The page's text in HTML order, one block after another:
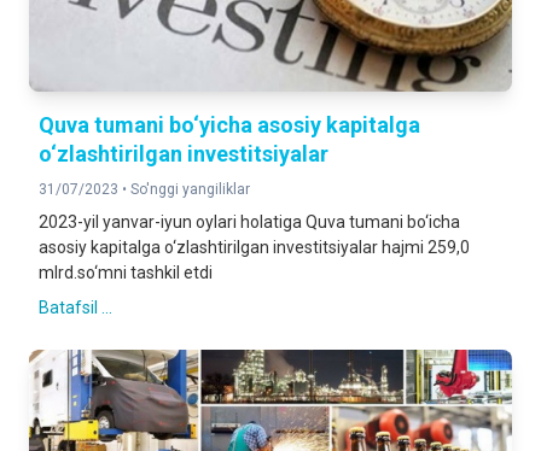
Quva tumani bo‘yicha asosiy kapitalga
o‘zlashtirilgan investitsiyalar
31/07/2023 • So'nggi yangiliklar
2023-yil yanvar-iyun oylari holatiga Quva tumani bo‘icha
asosiy kapitalga o‘zlashtirilgan investitsiyalar hajmi 259,0
mlrd.so‘mni tashkil etdi
Batafsil ...